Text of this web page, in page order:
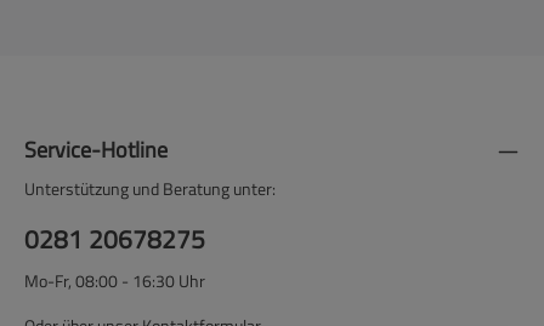
Service-Hotline
Unterstützung und Beratung unter:
0281 20678275
Mo-Fr, 08:00 - 16:30 Uhr